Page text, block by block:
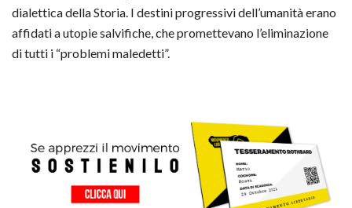
dialettica della Storia. I destini progressivi dell’umanità erano
affidati a utopie salvifiche, che promettevano l’eliminazione
di tutti i “problemi maledetti”.